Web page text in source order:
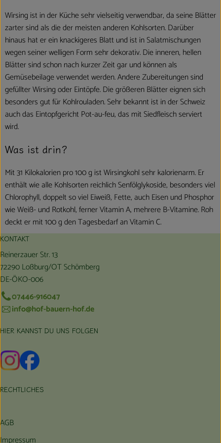
Wirsing ist in der Küche sehr vielseitig verwendbar, da seine Blätter
zarter sind als die der meisten anderen Kohlsorten. Darüber
hinaus hat er ein knackigeres Blatt und ist in Salatmischungen
wegen seiner welligen Form sehr dekorativ. Die inneren, hellen
Blätter sind schon nach kurzer Zeit gar und können als
Gemüsebeilage verwendet werden. Andere Zubereitungen sind
gefüllter Wirsing oder Eintöpfe. Die größeren Blätter eignen sich
besonders gut für Kohlrouladen. Sehr bekannt ist in der Schweiz
auch das Eintopfgericht Pot-au-feu, das mit Siedfleisch serviert
wird.
Was ist drin?
Mit 31 Kilokalorien pro 100 g ist Wirsingkohl sehr kalorienarm. Er
enthält wie alle Kohlsorten reichlich Senfölglykoside, besonders viel
Chlorophyll, doppelt so viel Eiweiß, Fette, auch Eisen und Phosphor
wie Weiß- und Rotkohl, ferner Vitamin A, mehrere B-Vitamine. Roh
deckt er mit 100 g den Tagesbedarf an Vitamin C.
KONTAKT
Reinerzauer Str. 13
72290 Loßburg/OT Schömberg
DE-ÖKO-006
07446-916047
info@hof-bauern-hof.de
HIER KANNST DU UNS FOLGEN
Externer Link zu https://www.instagram.com/hofbauernhof/
Externer Link zu https://www.facebook.com/
RECHTLICHES
AGB